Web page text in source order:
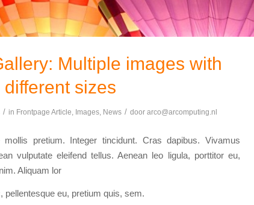
Multiple images with
different sizes
/ in Frontpage Article, Images, News / door arco@arcomputing.nl
pretium. Integer tincidunt. Cras dapibus. Vivamus
vulputate eleifend tellus. Aenean leo ligula, porttitor eu,
Aliquam lor
pellentesque eu, pretium quis, sem.